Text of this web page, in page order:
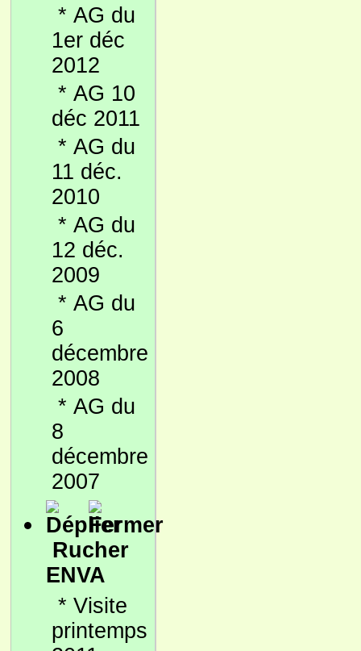
* AG du
1er déc
2012
* AG 10
déc 2011
* AG du
11 déc.
2010
* AG du
12 déc.
2009
* AG du
6
décembre
2008
* AG du
8
décembre
2007
Rucher
ENVA
* Visite
printemps